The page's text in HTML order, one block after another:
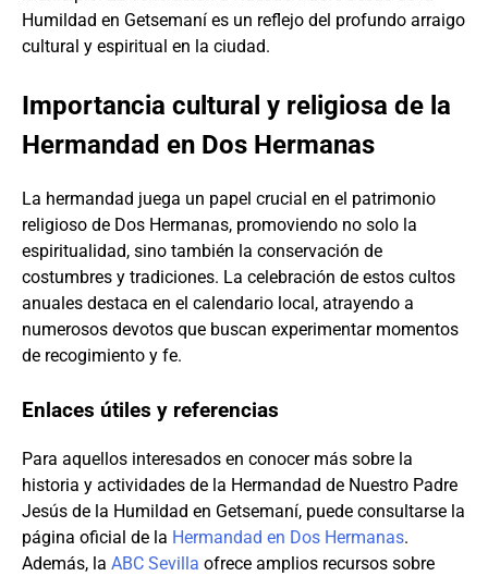
Humildad en Getsemaní es un reflejo del profundo arraigo
cultural y espiritual en la ciudad.
Importancia cultural y religiosa de la
Hermandad en Dos Hermanas
La hermandad juega un papel crucial en el patrimonio
religioso de Dos Hermanas, promoviendo no solo la
espiritualidad, sino también la conservación de
costumbres y tradiciones. La celebración de estos cultos
anuales destaca en el calendario local, atrayendo a
numerosos devotos que buscan experimentar momentos
de recogimiento y fe.
Enlaces útiles y referencias
Para aquellos interesados en conocer más sobre la
historia y actividades de la Hermandad de Nuestro Padre
Jesús de la Humildad en Getsemaní, puede consultarse la
página oficial de la Hermandad en Dos Hermanas.
Además, la ABC Sevilla ofrece amplios recursos sobre